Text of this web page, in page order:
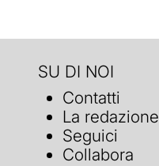
SU DI NOI
Contatti
La redazione
Seguici
Collabora